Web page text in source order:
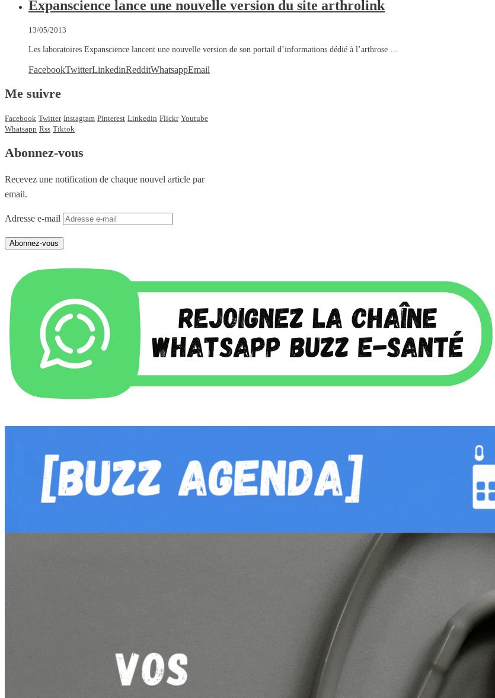
Expanscience lance une nouvelle version du site arthrolink
13/05/2013
Les laboratoires Expanscience lancent une nouvelle version de son portail d’informations dédié à l’arthrose …
FacebookTwitterLinkedinRedditWhatsappEmail
Me suivre
Facebook Twitter Instagram Pinterest Linkedin Flickr Youtube
Whatsapp Rss Tiktok
Abonnez-vous
Recevez une notification de chaque nouvel article par
email.
Adresse e-mail
Abonnez-vous